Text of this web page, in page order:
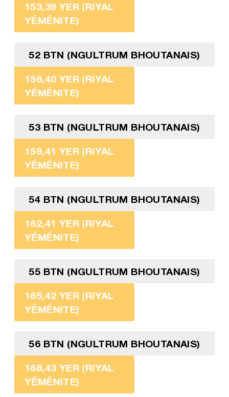
153,39 YER (RIYAL
YÉMÉNITE)
52 BTN (NGULTRUM BHOUTANAIS)
156,40 YER (RIYAL
YÉMÉNITE)
53 BTN (NGULTRUM BHOUTANAIS)
159,41 YER (RIYAL
YÉMÉNITE)
54 BTN (NGULTRUM BHOUTANAIS)
162,41 YER (RIYAL
YÉMÉNITE)
55 BTN (NGULTRUM BHOUTANAIS)
165,42 YER (RIYAL
YÉMÉNITE)
56 BTN (NGULTRUM BHOUTANAIS)
168,43 YER (RIYAL
YÉMÉNITE)